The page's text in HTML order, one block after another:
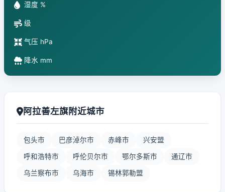
湿度 %
级
气压 hPa
降水 mm
阿拉善左旗附近城市
包头市 巴彦淖尔市 赤峰市 兴安盟
呼和浩特市 呼伦贝尔市 鄂尔多斯市 通辽市
乌兰察布市 乌海市 锡林郭勒盟